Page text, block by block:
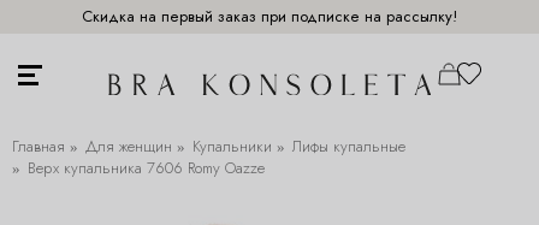
Скидка на первый заказ при подписке на рассылку!
Главная Для женщин Купальники
Лифы купальные
Верх купальника 7606 Romy Oazze